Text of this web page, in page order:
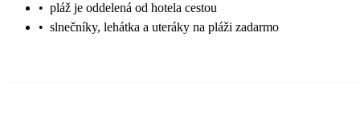
• pláž je oddelená od hotela cestou
• slnečníky, lehátka a uteráky na pláži zadarmo